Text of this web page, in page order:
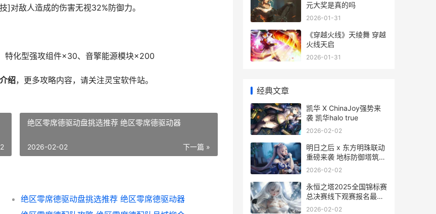
对敌人造成的伤害无视32%防御力。
化型强攻组件×30、音擎能源模块×200
绍，更多攻略内容，请关注灵宝软件站。
绝区零席德驱动盘挑选推荐 绝区零席德驱动器
下一篇 »
2026-02-02
绝区零席德驱动盘挑选推荐 绝区零席德驱动器
元大奖是真的吗
2026-01-31
《穿越火线》天绫舞 穿越
火线天启
2026-01-31
经典文章
凯华 X ChinaJoy强势来
袭 凯华halo true
2026-02-02
明日之后 x 东方明珠联动
重磅来袭 地标防御塔筑起
末日防线 明日之后里
2026-02-02
永恒之塔2025全国锦标赛
总决赛线下观赛报名最初!
永恒之塔1.0
2026-02-02